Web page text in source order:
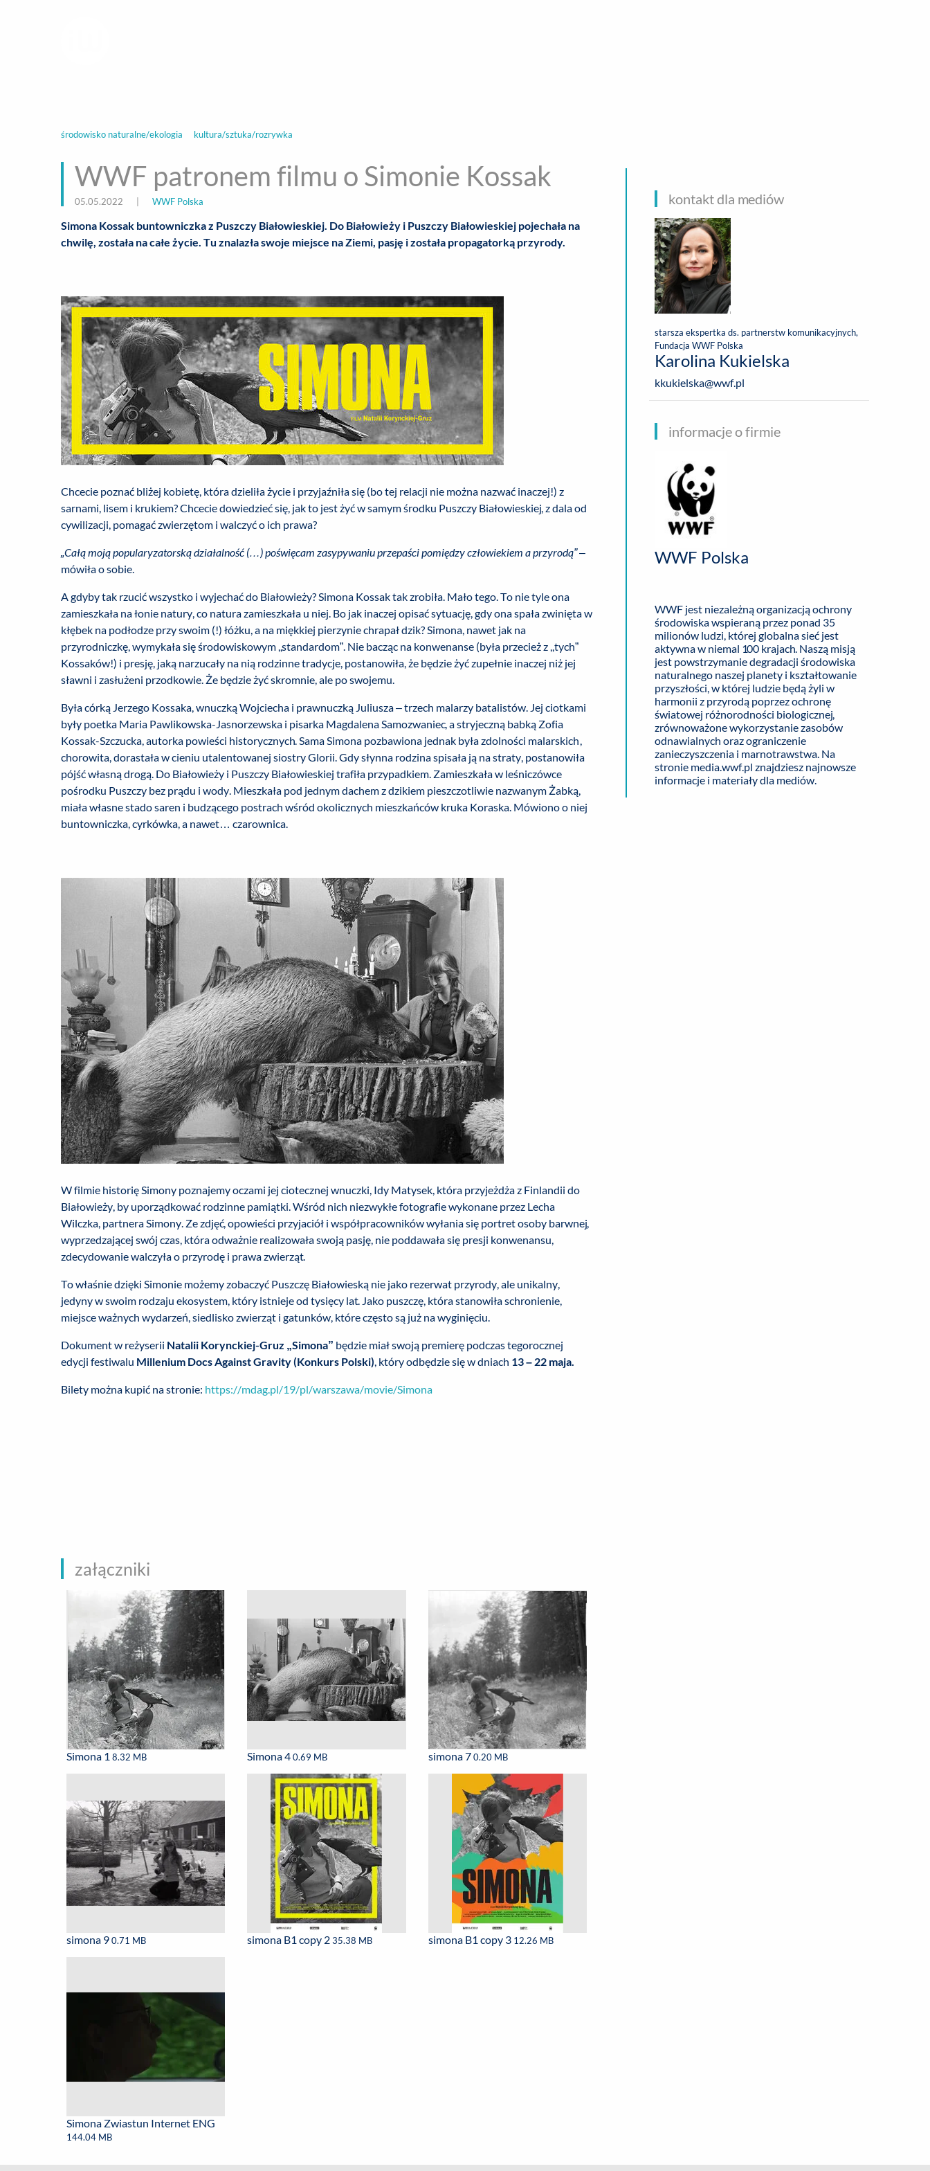
środowisko naturalne/ekologia kultura/sztuka/rozrywka
WWF patronem filmu o Simonie Kossak
05.05.2022 WWF Polska
Simona Kossak buntowniczka z Puszczy Białowieskiej. Do Białowieży i Puszczy Białowieskiej pojechała na
chwilę, została na całe życie. Tu znalazła swoje miejsce na Ziemi, pasję i została propagatorką przyrody.
Chcecie poznać bliżej kobietę, która dzieliła życie i przyjaźniła się (bo tej relacji nie można nazwać inaczej!) z
sarnami, lisem i krukiem? Chcecie dowiedzieć się, jak to jest żyć w samym środku Puszczy Białowieskiej, z dala od
cywilizacji, pomagać zwierzętom i walczyć o ich prawa?
„Całą moją popularyzatorską działalność (…) poświęcam zasypywaniu przepaści pomiędzy człowiekiem a przyrodą”–
mówiła o sobie.
A gdyby tak rzucić wszystko i wyjechać do Białowieży? Simona Kossak tak zrobiła. Mało tego. To nie tyle ona
zamieszkała na łonie natury, co natura zamieszkała u niej. Bo jak inaczej opisać sytuację, gdy ona spała zwinięta w
kłębek na podłodze przy swoim (!) łóżku, a na miękkiej pierzynie chrapał dzik? Simona, nawet jak na
przyrodniczkę, wymykała się środowiskowym ,,standardom”. Nie bacząc na konwenanse (była przecież z ,,tych”
Kossaków!) i presję, jaką narzucały na nią rodzinne tradycje, postanowiła, że będzie żyć zupełnie inaczej niż jej
sławni i zasłużeni przodkowie. Że będzie żyć skromnie, ale po swojemu.
Była córką Jerzego Kossaka, wnuczką Wojciecha i prawnuczką Juliusza – trzech malarzy batalistów. Jej ciotkami
były poetka Maria Pawlikowska-Jasnorzewska i pisarka Magdalena Samozwaniec, a stryjeczną babką Zofia
Kossak-Szczucka, autorka powieści historycznych. Sama Simona pozbawiona jednak była zdolności malarskich,
chorowita, dorastała w cieniu utalentowanej siostry Glorii. Gdy słynna rodzina spisała ją na straty, postanowiła
pójść własną drogą. Do Białowieży i Puszczy Białowieskiej trafiła przypadkiem. Zamieszkała w leśniczówce
pośrodku Puszczy bez prądu i wody. Mieszkała pod jednym dachem z dzikiem pieszczotliwie nazwanym Żabką,
miała własne stado saren i budzącego postrach wśród okolicznych mieszkańców kruka Koraska. Mówiono o niej
buntowniczka, cyrkówka, a nawet… czarownica.
W filmie historię Simony poznajemy oczami jej ciotecznej wnuczki, Idy Matysek, która przyjeżdża z Finlandii do
Białowieży, by uporządkować rodzinne pamiątki. Wśród nich niezwykłe fotografie wykonane przez Lecha
Wilczka, partnera Simony. Ze zdjęć, opowieści przyjaciół i współpracowników wyłania się portret osoby barwnej,
wyprzedzającej swój czas, która odważnie realizowała swoją pasję, nie poddawała się presji konwenansu,
zdecydowanie walczyła o przyrodę i prawa zwierząt.
To właśnie dzięki Simonie możemy zobaczyć Puszczę Białowieską nie jako rezerwat przyrody, ale unikalny,
jedyny w swoim rodzaju ekosystem, który istnieje od tysięcy lat. Jako puszczę, która stanowiła schronienie,
miejsce ważnych wydarzeń, siedlisko zwierząt i gatunków, które często są już na wyginięciu.
Dokument w reżyserii Natalii Korynckiej-Gruz „Simona” będzie miał swoją premierę podczas tegorocznej
edycji festiwalu Millenium Docs Against Gravity (Konkurs Polski), który odbędzie się w dniach 13 – 22 maja.
Bilety można kupić na stronie: https://mdag.pl/19/pl/warszawa/movie/Simona
załączniki
Simona 1 8.32 MB Simona 40.69 MB simona 70.20 MB
simona 90.71 MB simona B1 copy 235.38 MB simona B1 copy 3 12.26 MB
Simona Zwiastun Internet ENG
144.04 MB
kontakt dla mediów
starsza ekspertka ds. partnerstw komunikacyjnych,
Fundacja WWF Polska
Karolina Kukielska
kkukielska@wwf.pl
informacje o firmie
WWF Polska
WWF jest niezależną organizacją ochrony
środowiska wspieraną przez ponad 35
milionów ludzi, której globalna sieć jest
aktywna w niemal 100 krajach. Naszą misją
jest powstrzymanie degradacji środowiska
naturalnego naszej planety i kształtowanie
przyszłości, w której ludzie będą żyli w
harmonii z przyrodą poprzez ochronę
światowej różnorodności biologicznej,
zrównoważone wykorzystanie zasobów
odnawialnych oraz ograniczenie
zanieczyszczenia i marnotrawstwa. Na
stronie media.wwf.pl znajdziesz najnowsze
informacje i materiały dla mediów.